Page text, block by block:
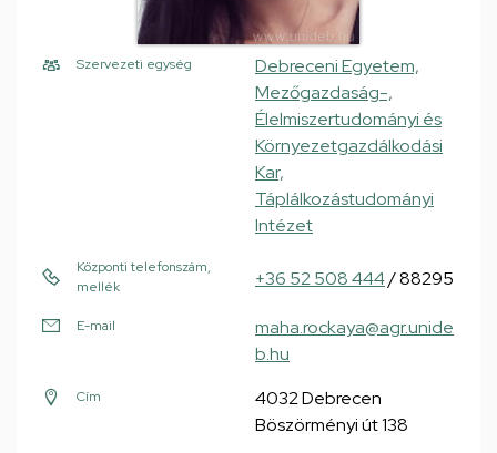
Szervezeti egység
Debreceni Egyetem,
Mezőgazdaság-,
Élelmiszertudományi és
Környezetgazdálkodási
Kar,
Táplálkozástudományi
Intézet
Központi telefonszám,
mellék
+36 52 508 444/ 88295
E-mail
maha.rockaya@agr.unide
b.hu
Cím
4032 Debrecen
Böszörményi út 138